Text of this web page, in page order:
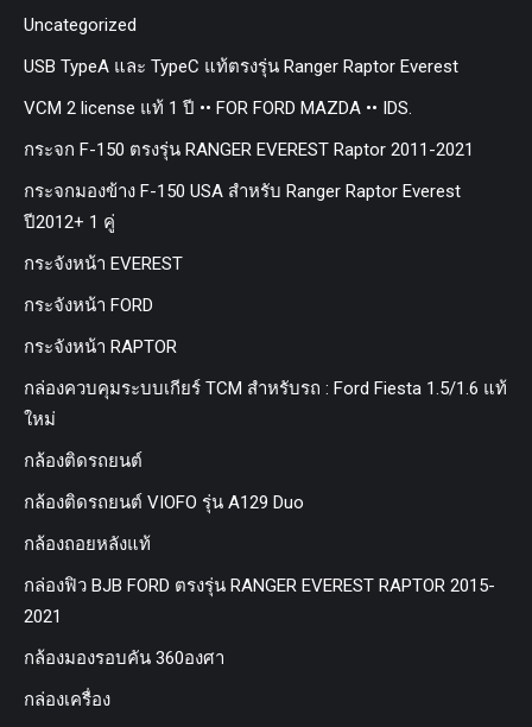
Uncategorized
USB TypeA และ TypeC แท้ตรงรุ่น Ranger Raptor Everest
VCM 2 license แท้ 1 ปี •• FOR FORD MAZDA •• IDS.
กระจก F-150 ตรงรุ่น RANGER EVEREST Raptor 2011-2021
กระจกมองข้าง F-150 USA สำหรับ Ranger Raptor Everest
ปี2012+ 1 คู่
กระจังหน้า EVEREST
กระจังหน้า FORD
กระจังหน้า RAPTOR
กล่องควบคุมระบบเกียร์ TCM สำหรับรถ : Ford Fiesta 1.5/1.6 แท้
ใหม่
กล้องติดรถยนต์
กล้องติดรถยนต์ VIOFO รุ่น A129 Duo
กล้องถอยหลังแท้
กล่องฟิว BJB FORD ตรงรุ่น RANGER EVEREST RAPTOR 2015-
2021
กล้องมองรอบคัน 360องศา
กล่องเครื่อง